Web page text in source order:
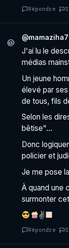
Répondre
@
J'ai lu le
médias
Un jeune
élevé par
de tous, fils
Selon les
bêtise"…
Donc
policier et
Je me pose
À quand une
surmonter
✌
Répondre